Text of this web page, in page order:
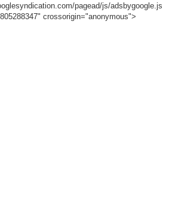
pagead/js/adsbygoogle.js
crossorigin="anonymous">